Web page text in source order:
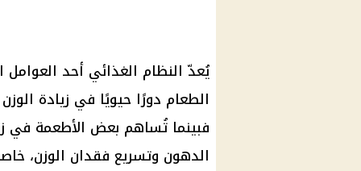
يُعدّ النظام الغذائي أحد
الطعام دورًا حيويًا في زيادة
فبينما تُساهم بعض الأطعمة في
الدهون وتسريع فقدان الوزن،